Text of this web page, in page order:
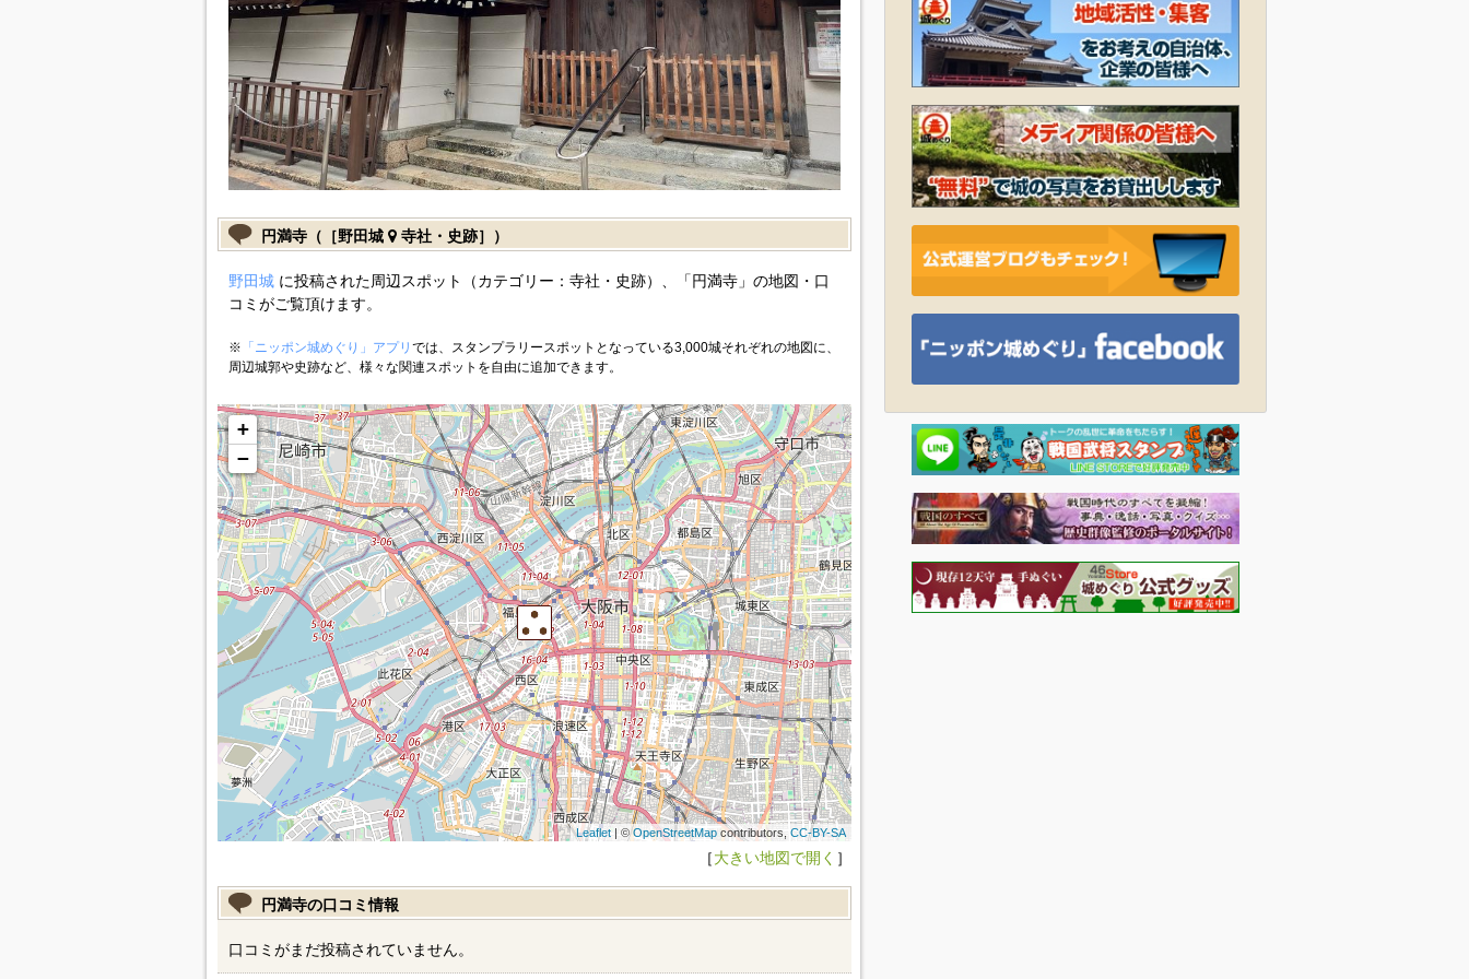
円満寺（［野田城 寺社・史跡］）
野田城に投稿された周辺スポット（カテゴリー：寺社・史跡）、「円満寺」の地図・口
コミがご覧頂けます。
※ 「ニッポン城めぐり」アプリ では、スタンプラリースポットとなっている3,000城それぞれの地図に、
周辺城郭や史跡など、様々な関連スポットを自由に追加できます。
+
−
Leaflet| ©OpenStreetMapcontributors, CC-BY-SA
［大きい地図で開く ］
円満寺の口コミ情報
口コミがまだ投稿されていません。